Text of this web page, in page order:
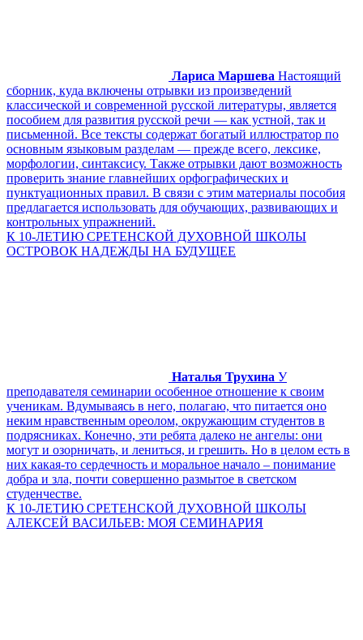
Лариса Маршева Настоящий
сборник, куда включены отрывки из произведений
классической и современной русской литературы, является
пособием для развития русской речи — как устной, так и
письменной. Все тексты содержат богатый иллюстратор по
основным языковым разделам — прежде всего, лексике,
морфологии, синтаксису. Также отрывки дают возможность
проверить знание главнейших орфографических и
пунктуационных правил. В связи с этим материалы пособия
предлагается использовать для обучающих, развивающих и
контрольных упражнений.
К 10-ЛЕТИЮ СРЕТЕНСКОЙ ДУХОВНОЙ ШКОЛЫ
ОСТРОВОК НАДЕЖДЫ НА БУДУЩЕЕ
Наталья Трухина У
преподавателя семинарии особенное отношение к своим
ученикам. Вдумываясь в него, полагаю, что питается оно
неким нравственным ореолом, окружающим студентов в
подрясниках. Конечно, эти ребята далеко не ангелы: они
могут и озорничать, и лениться, и грешить. Но в целом есть в
них какая-то сердечность и моральное начало – понимание
добра и зла, почти совершенно размытое в светском
студенчестве.
К 10-ЛЕТИЮ СРЕТЕНСКОЙ ДУХОВНОЙ ШКОЛЫ
АЛЕКСЕЙ ВАСИЛЬЕВ: МОЯ СЕМИНАРИЯ